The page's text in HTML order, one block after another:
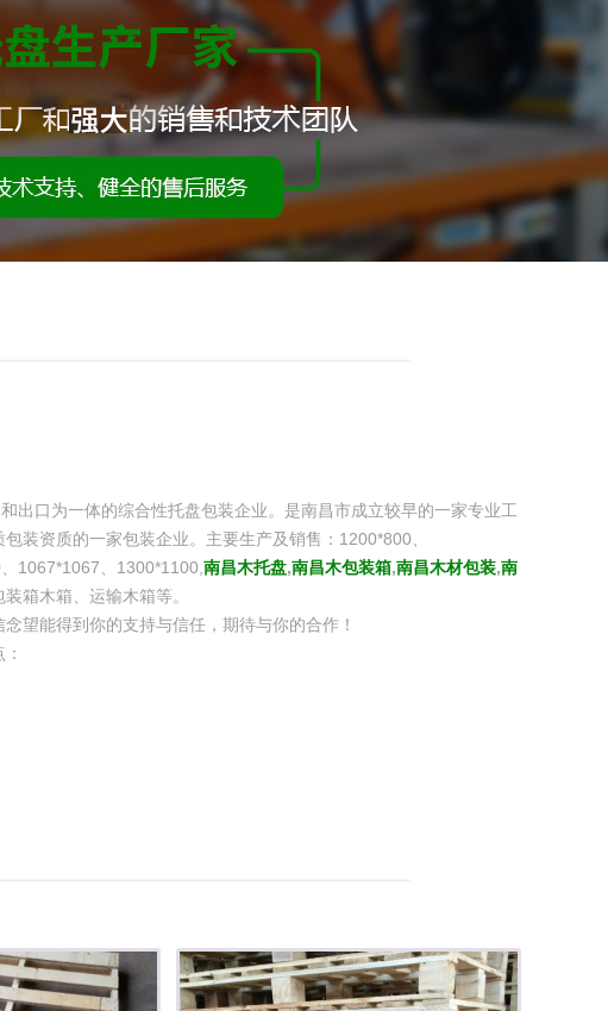
出口为一体的综合性托盘包装企业。是南昌市成立较早的一家专业工
装资质的一家包装企业。主要生产及销售：1200*800、
1067*1067、1300*1100, 南昌木托盘,南昌木包装箱,南昌木材包装,南
箱木箱、运输木箱等。
望能得到你的支持与信任，期待与你的合作！
据客户的需求定做不同型号的托盘产品。